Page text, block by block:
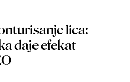
lica:
daje efekat